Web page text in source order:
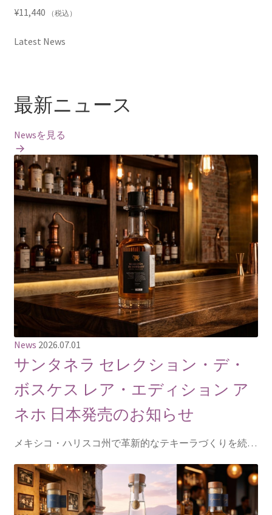
¥11,440 （税込）
Latest News
最新ニュース
Newsを見る
News 2026.07.01
サンタネラ セレクション・デ・
ボスケス レア・エディション ア
ネホ 日本発売のお知らせ
メキシコ・ハリスコ州で革新的なテキーラづくりを続…